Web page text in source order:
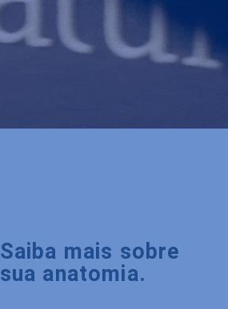
Saiba mais sobre
sua anatomia.